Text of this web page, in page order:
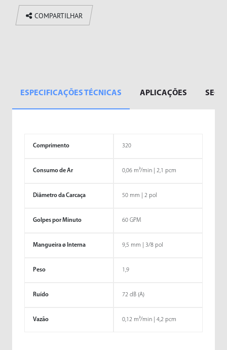
COMPARTILHAR
ESPECIFICAÇÕES TÉCNICAS APLICAÇÕES
Comprimento 320
Consumo de Ar 0,06 m³/min | 2,1 pcm
Diâmetro da Carcaça 50 mm | 2 pol
Golpes por Minuto 60 GPM
Mangueira ø Interna 9,5 mm | 3/8 pol
Peso 1,9
Ruído 72 dB (A)
Vazão 0,12 m³/min | 4,2 pcm